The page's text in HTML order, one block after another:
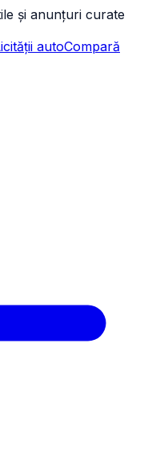
și anunțuri curate
autoCompară